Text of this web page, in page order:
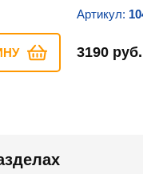
Артикул:
3190 руб.